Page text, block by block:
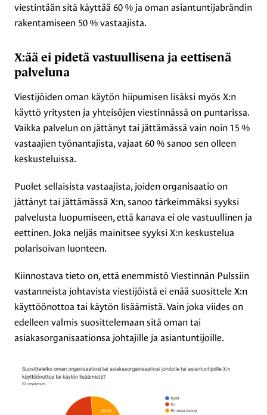
viestintään sitä käyttää 60 % ja oman asiantuntijabrändin
rakentamiseen 50 % vastaajista.
X:ää ei pidetä vastuullisena ja eettisenä
palveluna
Viestijöiden oman käytön hiipumisen lisäksi myös X:n
käyttö yritysten ja yhteisöjen viestinnässä on puntarissa.
Vaikka palvelun on jättänyt tai jättämässä vain noin 15 %
vastaajien työnantajista, vajaat 60 % sanoo sen olleen
keskusteluissa.
Puolet sellaisista vastaajista, joiden organisaatio on
jättänyt tai jättämässä X:n, sanoo tärkeimmäksi syyksi
palvelusta luopumiseen, että kanava ei ole vastuullinen ja
eettinen. Joka neljäs mainitsee syyksi X:n keskustelua
polarisoivan luonteen.
Kiinnostava tieto on, että enemmistö Viestinnän Pulssiin
vastanneista johtavista viestijöistä ei enää suosittele X:n
käyttöönottoa tai käytön lisäämistä. Vain joka viides on
edelleen valmis suosittelemaan sitä oman tai
asiakasorganisaationsa johtajille ja asiantuntijoille.